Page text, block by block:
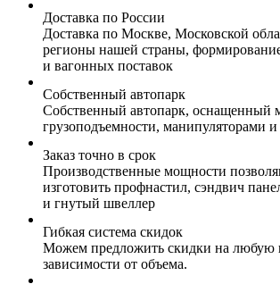
Доставка по России
Доставка по Москве, Московской
регионы нашей страны,
и вагонных поставок
Собственный автопарк
Собственный автопарк, оснащенный
грузоподъемности, манипуляторами
Заказ точно в срок
Производственные мощности
изготовить профнастил, сэндвич
и гнутый швеллер
Гибкая система скидок
Можем предложить скидки на любую
зависимости от объема.